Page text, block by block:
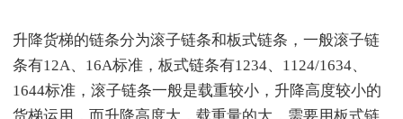
升降货梯的链条分为滚子链条和板式链条，一般滚子链
条有12A、16A标准，板式链条有1234、1124/1634、
1644标准，滚子链条一般是载重较小，升降高度较小的